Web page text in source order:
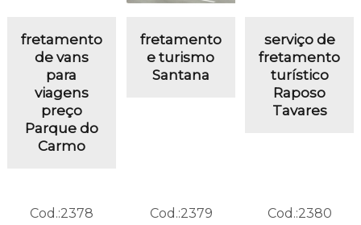
fretamento
de vans
para
viagens
preço
Parque do
Carmo
fretamento
e turismo
Santana
serviço de
fretamento
turístico
Raposo
Tavares
Cod.:2378 Cod.:2379 Cod.:2380